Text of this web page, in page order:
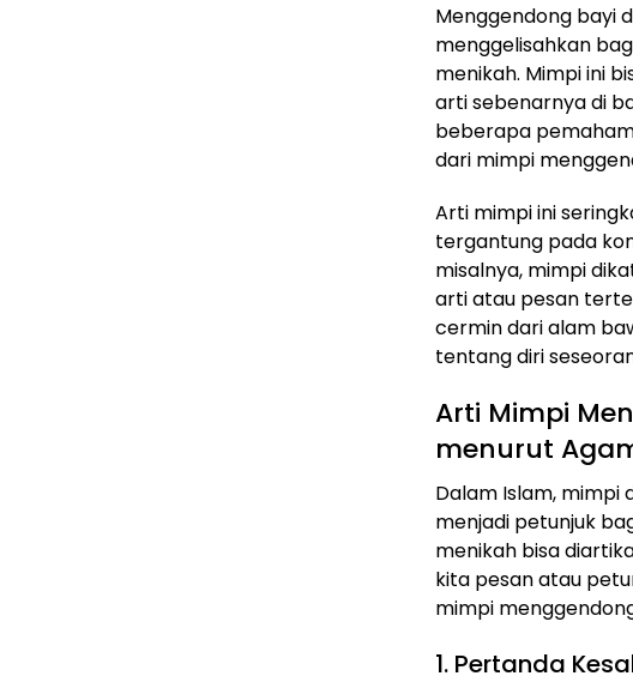
Menggendong bayi
menggelisahkan
menikah. Mimpi ini
arti sebenarnya di
beberapa
dari mimpi
Arti mimpi ini
tergantung pada
misalnya, mimpi
arti atau pesan
cermin dari alam
tentang diri
Arti Mimpi
menurut
Dalam Islam, mimpi
menjadi petunjuk
menikah bisa
kita pesan atau
mimpi
1. Pertanda